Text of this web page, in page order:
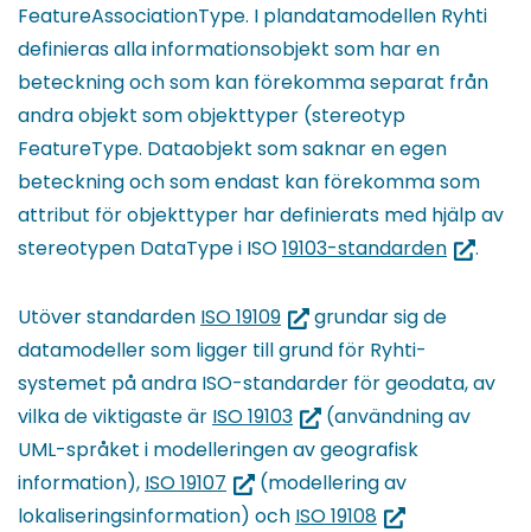
annan
tjänst)
FeatureAssociationType. I plandatamodellen Ryhti
definieras alla informationsobjekt som har en
beteckning och som kan förekomma separat från
andra objekt som objekttyper (stereotyp
FeatureType. Dataobjekt som saknar en egen
beteckning och som endast kan förekomma som
attribut för objekttyper har definierats med hjälp av
stereotypen DataType i ISO19103-standarden(du
en
annan
.
Utöver standarden ISO 19109(du
blir
omdirigerad
till
en
annan
tjänst)
grundar sig de
datamodeller som ligger till grund för Ryhti-
systemet på andra ISO-standarder för geodata, av
vilka de viktigaste är ISO 19103(du
blir
omdirigerad
till
(användning av
UML-språket i modelleringen av geografisk
information), ISO 19107 (du
blir
(modellering av
lokaliseringsinformation) och ISO 19108(du